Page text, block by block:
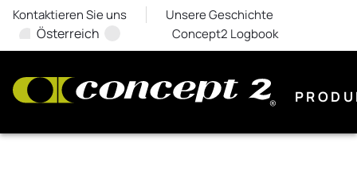
Kontaktieren Sie uns Unsere Geschichte
Österreich Concept2 Logbook